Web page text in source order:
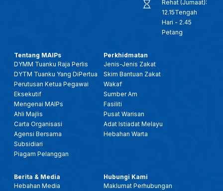
Rehat (Jumaat):
12.15Tengah
Hari - 2.45
Petang
Tentang MAIPs
DYMM Tuanku Raja Perlis
DYTM Tuanku Yang DiPertua
Perutusan Ketua Pegawai
Eksekutif
Mengenai MAIPs
Ahli Majlis
Carta Organisasi
Agensi Bersama
Subsidiari
Piagam Pelanggan
Perkhidmatan
Jenis-Jenis Zakat
Skim Bantuan Zakat
Wakaf
Sumber Am
Fasiliti
Pusat Warisan
Adat Istiadat Melayu
Hebahan Warta
Berita & Media
Hebahan Media
Hubungi Kami
Maklumat Perhubungan